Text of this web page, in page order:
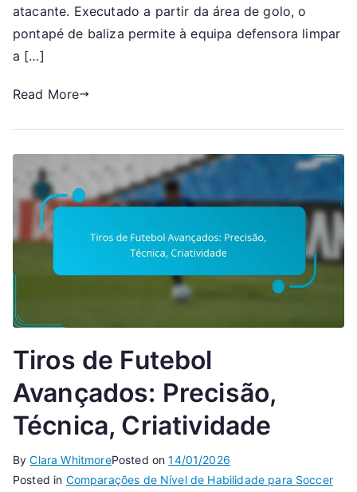
atacante. Executado a partir da área de golo, o
pontapé de baliza permite à equipa defensora limpar
a […]
Read More
Tiros de Futebol
Avançados: Precisão,
Técnica, Criatividade
ByClara WhitmorePosted on14/01/2026
Posted in Comparações de Nível de Habilidade para Soccer